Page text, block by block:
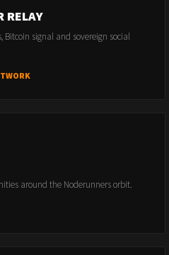
RELAY
Bitcoin signal and sovereign social
around the Noderunners orbit.